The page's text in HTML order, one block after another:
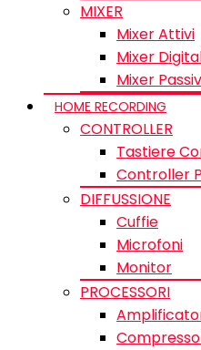
MIXER
Mixer Attivi
Mixer
Mixer
HOME RECORDING
CONTROLLER
Tastiere
Controller
DIFFUSSIONE
Cuffie
Microfoni
Monitor
PROCESSORI